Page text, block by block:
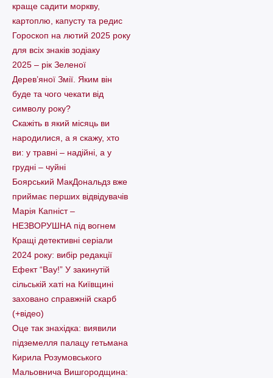
краще садити моркву,
картоплю, капусту та редис
Гороскоп на лютий 2025 року
для всіх знаків зодіаку
2025 – рік Зеленої
Дерев’яної Змії. Яким він
буде та чого чекати від
символу року?
Скажіть в який місяць ви
народилися, а я скажу, хто
ви: у травні – надійні, а у
грудні – чуйні
Боярський МакДональдз вже
приймає перших відвідувачів
Марія Капніст –
НЕЗВОРУШНА під вогнем
Кращі детективні серіали
2024 року: вибір редакції
Ефект “Вау!” У закинутій
сільській хаті на Київщині
заховано справжній скарб
(+відео)
Оце так знахідка: виявили
підземелля палацу гетьмана
Кирила Розумовського
Мальовнича Вишгородщина: